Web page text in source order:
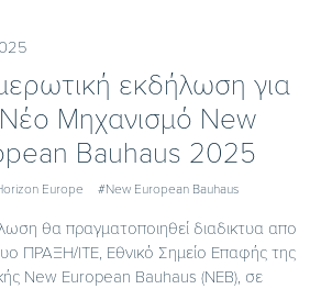
εκδήλωση για
Μηχανισμό New
Bauhaus 2025
Europe #New European Bauhaus
θα πραγματοποιηθεί διαδικτυα απο
ΠΡΑΞΗ/ΙΤΕ, Εθνικό Σημείο Επαφής της
New European Bauhaus (NEB), σε